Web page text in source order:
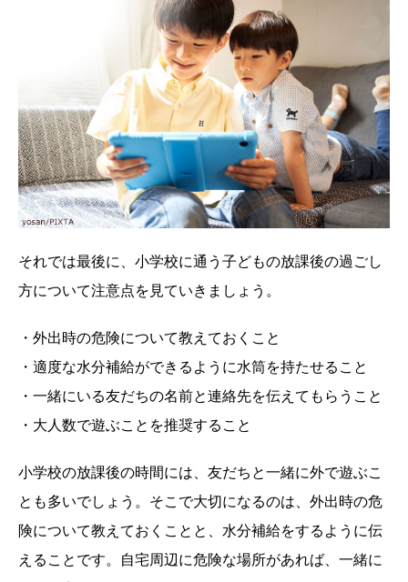
それでは最後に、小学校に通う子どもの放課後の過ごし
方について注意点を見ていきましょう。
・外出時の危険について教えておくこと
・適度な水分補給ができるように水筒を持たせること
・一緒にいる友だちの名前と連絡先を伝えてもらうこと
・大人数で遊ぶことを推奨すること
小学校の放課後の時間には、友だちと一緒に外で遊ぶこ
とも多いでしょう。そこで大切になるのは、外出時の危
険について教えておくことと、水分補給をするように伝
えることです。自宅周辺に危険な場所があれば、一緒に